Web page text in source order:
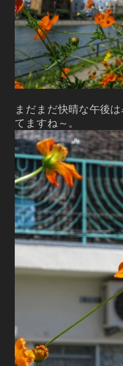
まだまだ快晴な午後
てますね～。